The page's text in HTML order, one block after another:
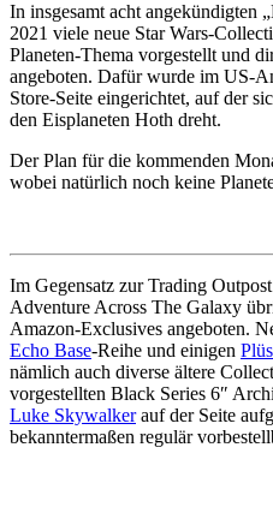
In insgesamt acht angekündigten
2021 viele neue Star Wars-
Planeten-Thema vorgestellt und
angeboten. Dafür wurde im US-
Store-Seite eingerichtet, auf der
den Eisplaneten Hoth dreht.
Der Plan für die kommenden
wobei natürlich noch keine
Im Gegensatz zur Trading
Adventure Across The Galaxy
Amazon-Exclusives angeboten.
Echo Base-Reihe und einigen
nämlich auch diverse ältere
vorgestellten Black Series 6″
Luke Skywalkerauf der Seite
bekanntermaßen regulär